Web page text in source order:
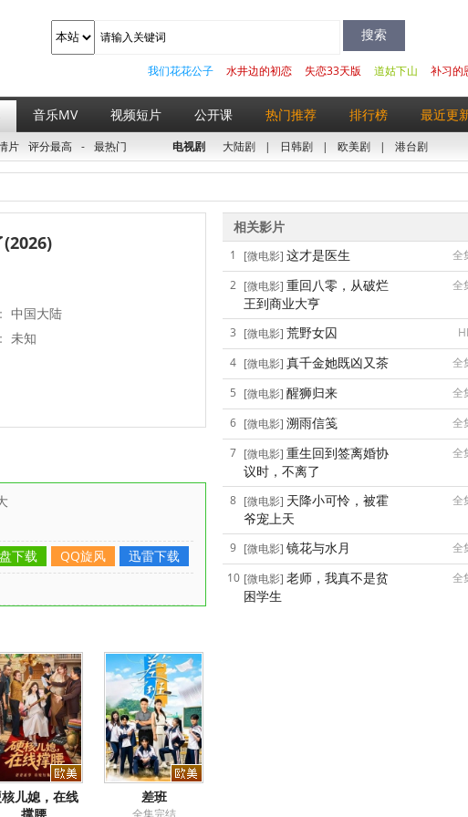
补习的
道姑下山
失恋33天版
水井边的初恋
我们花花公子
音乐MV 视频短片 公开课 热门推荐 排行榜 最近更
片 评分最高 - 最热门 电视剧 大陆剧 | 日韩剧 | 欧美剧 | 港台剧
中国大陆
未知
迅雷下载
QQ旋风
下载
儿媳，在线
差班
全集完结
相关影片
1 [微电影] 这才是医生
全
2 [微电影] 重回八零，从破烂
王到商业大亨
全
3 [微电影] 荒野女囚
4 [微电影] 真千金她既凶又茶
全
5 [微电影] 醒狮归来
全
6 [微电影] 溯雨信笺
全
7 [微电影] 重生回到签离婚协
议时，不离了
全
8 [微电影] 天降小可怜，被霍
爷宠上天
全
9 [微电影] 镜花与水月
全
10 [微电影] 老师，我真不是贫
困学生
全